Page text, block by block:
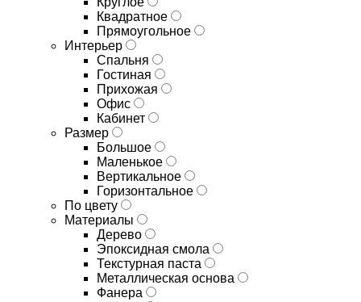
Квадратное
Прямоугольное
Интерьер
Спальня
Гостиная
Прихожая
Офис
Кабинет
Размер
Большое
Маленькое
Вертикальное
Горизонтальное
По цвету
Материалы
Дерево
Эпоксидная смола
Текстурная паста
Металлическая основа
Фанера